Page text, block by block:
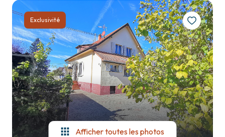
notre
agence
contact
Exclusivité
Afficher toutes les photos